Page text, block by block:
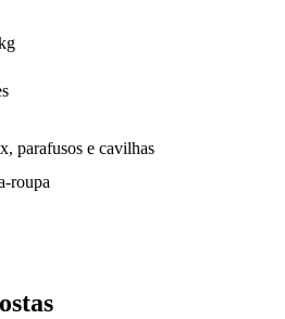
parafusos e cavilhas
roupa